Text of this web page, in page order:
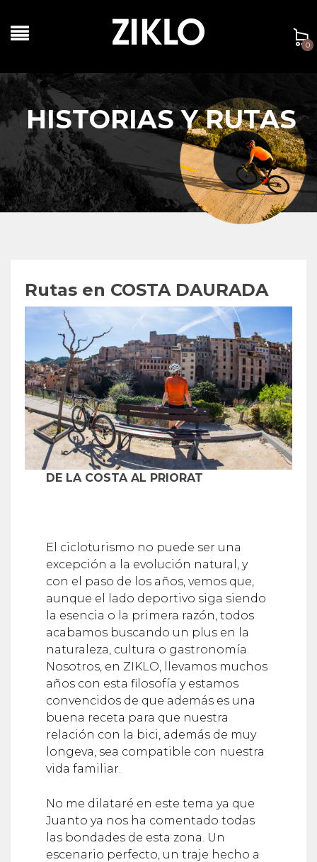
0
HISTORIAS Y RUTAS
Rutas en COSTA DAURADA
DE LA COSTA AL PRIORAT
El cicloturismo no puede ser una
excepción a la evolución natural, y
con el paso de los años, vemos que,
aunque el lado deportivo siga siendo
la esencia o la primera razón, todos
acabamos buscando un plus en la
naturaleza, cultura o gastronomía.
Nosotros, en ZIKLO, llevamos muchos
años con esta filosofía y estamos
convencidos de que además es una
buena receta para que nuestra
relación con la bici, además de muy
longeva, sea compatible con nuestra
vida familiar.
No me dilataré en este tema ya que
Juanto ya nos ha comentado todas
las bondades de esta zona. Un
escenario perfecto, un traje hecho a